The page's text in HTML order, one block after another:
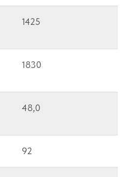
1425
1830
48,0
92